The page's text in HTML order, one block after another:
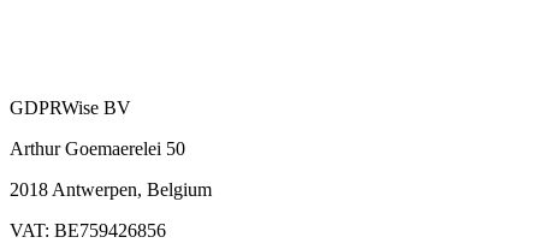
GDPRWise BV
Arthur Goemaerelei 50
2018 Antwerpen, Belgium
VAT: BE759426856